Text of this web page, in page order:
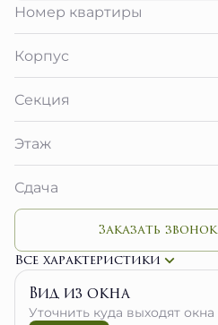
Номер квартиры
Корпус
Секция
Этаж
Сдача
Заказать звонок
Все характеристики
Вид из окна
Уточнить куда выходят окна